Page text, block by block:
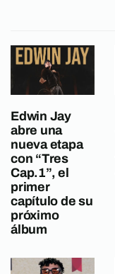
Edwin Jay
abre una
nueva etapa
con “Tres
Cap.1”, el
primer
capítulo de su
próximo
álbum